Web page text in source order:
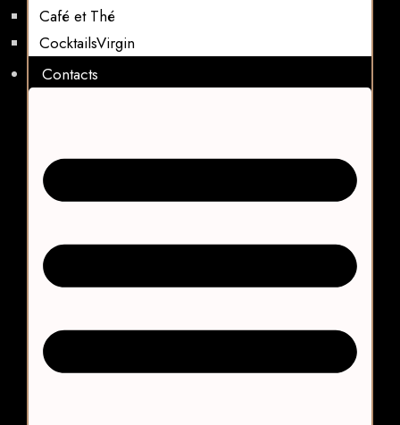
Café et Thé
CocktailsVirgin​
Contacts